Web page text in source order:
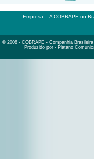
Empresa | A COBRAPE no
© 2008 - COBRAPE - Companhia
Produzido por - Plátano